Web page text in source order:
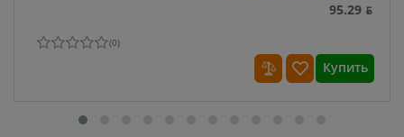
95.29 ƃ
(0)
Купить